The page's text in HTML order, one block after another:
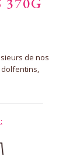
de nos
dolfentins,